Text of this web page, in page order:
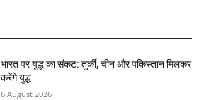
भारत पर युद्ध का संकट: तुर्की, चीन और पकिस्तान मिलकर
करेंगे युद्ध
6 August 2026